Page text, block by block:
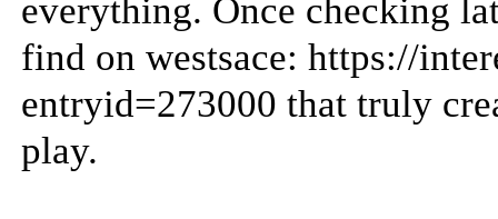
everything. Once checking
find on westsace: https://
entryid=273000 that truly
play.